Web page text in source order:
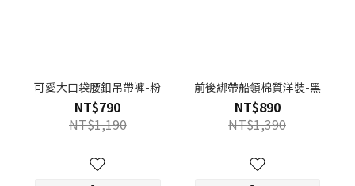
可愛大口袋腰釦吊帶褲-粉
NT$790
NT$1,190
前後綁帶船領棉質洋裝-黑
NT$890
NT$1,390